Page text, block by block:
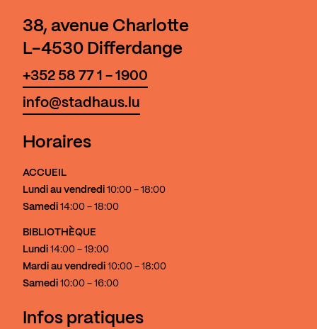
38, avenue Charlotte
L-4530 Differdange
+352 58 77 1 - 1900
info@stadhaus.lu
Horaires
ACCUEIL
Lundi au vendredi 10:00 - 18:00
Samedi 14:00 - 18:00
BIBLIOTHÈQUE
Lundi 14:00 - 19:00
Mardi au vendredi 10:00 - 18:00
Samedi 10:00 - 16:00
Infos pratiques